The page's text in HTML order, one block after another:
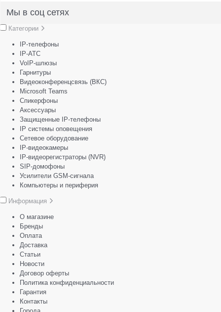
Мы в соц сетях
Категории
IP-телефоны
IP-АТС
VoIP-шлюзы
Гарнитуры
Видеоконференцсвязь (ВКС)
Microsoft Teams
Спикерфоны
Аксессуары
Защищенные IP-телефоны
IP системы оповещения
Сетевое оборудование
IP-видеокамеры
IP-видеорегистраторы (NVR)
SIP-домофоны
Усилители GSM-сигнала
Компьютеры и периферия
Информация
О магазине
Бренды
Оплата
Доставка
Статьи
Новости
Договор оферты
Политика конфиденциальности
Гарантия
Контакты